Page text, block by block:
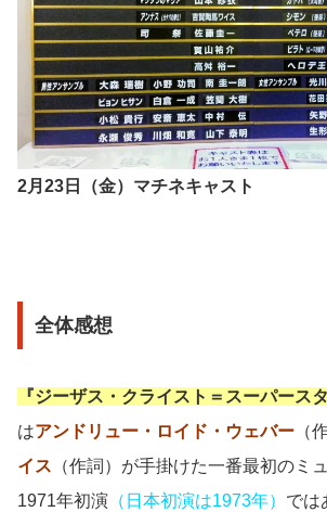
2月23日（金）マチネキャスト
全体感想
『ジーザス・クライスト＝スーパースタ
はアンドリュー・ロイド・ウェバー （
イス （作詞）が手掛けた一番最初のミ
1971年初演 （日本初演は1973年） では